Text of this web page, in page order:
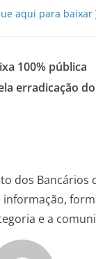
aqui para baixar
100% pública
erradicação
dos Bancários
e a